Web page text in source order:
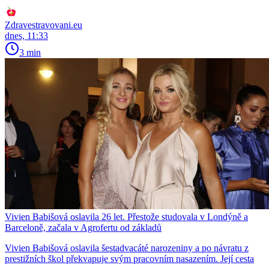
Zdravestravovani.eu
dnes, 11:33
3 min
Vivien Babišová oslavila 26 let. Přestože studovala v Londýně a
Barceloně, začala v Agrofertu od základů
Vivien Babišová oslavila šestadvacáté narozeniny a po návratu z
prestižních škol překvapuje svým pracovním nasazením. Její cesta